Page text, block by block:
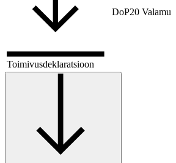
Toimivusdeklaratsioon
DoP20 Valamu